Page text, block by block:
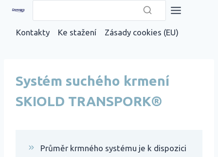
Přeskočit
obsahKontakty Ke stažení Zásady cookies (EU)
Systém suchého krmení
SKIOLD TRANSPORK®
Průměr krmného systému je k dispozici